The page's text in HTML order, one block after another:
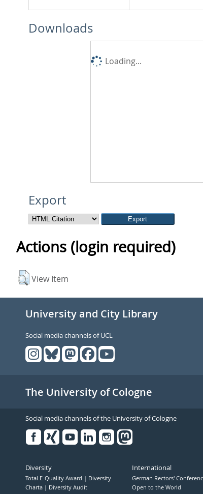
Downloads
Loading...
Export
Actions (login required)
View Item
University and City Library
Social media channels of UCL
The University of Cologne
Social media channels of the University of Cologne
Diversity
Total E-Quality Award
Diversity
Charta
Diversity Audit
International
German Rectors'
Open to the World